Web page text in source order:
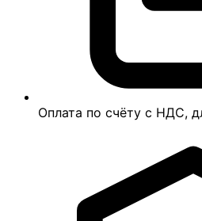
Оплата по счёту с НДС,